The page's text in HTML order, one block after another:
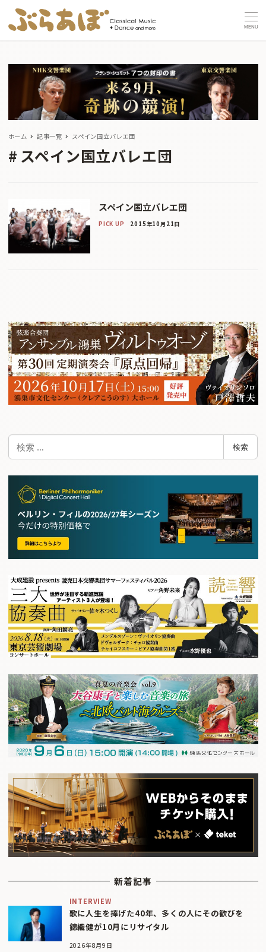
MENU
ホーム 記事一覧 スペイン国立バレエ団
スペイン国立バレエ団
スペイン国立バレエ団
PICK UP 2015年10月21日
検
索
検索
新着記事
INTERVIEW
歌に人生を捧げた40年、多くの人にその歓びを
錦織健が10月にリサイタル
2026年8月9日